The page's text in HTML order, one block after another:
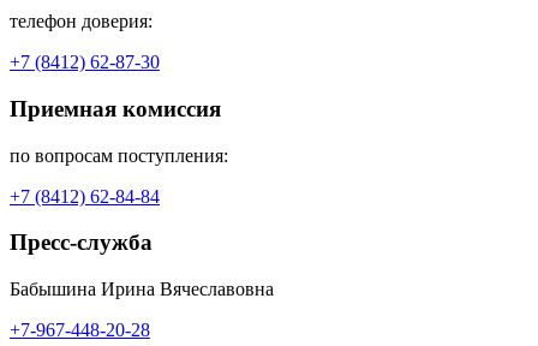
телефон доверия:
+7 (8412) 62-87-30
Приемная комиссия
по вопросам поступления:
+7 (8412) 62-84-84
Пресс-служба
Бабышина Ирина Вячеславовна
+7-967-448-20-28